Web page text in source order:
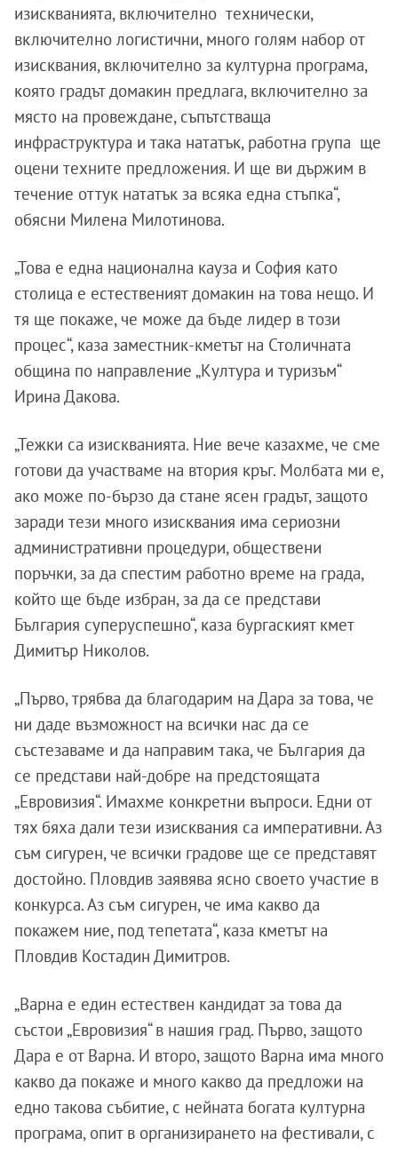
изискванията, включително технически,
включително логистични, много голям набор от
изисквания, включително за културна програма,
която градът домакин предлага, включително за
място на провеждане, съпътстваща
инфраструктура и така нататък, работна група ще
оцени техните предложения. И ще ви държим в
течение оттук нататък за всяка една стъпка“,
обясни Милена Милотинова.
„Това е една национална кауза и София като
столица е естественият домакин на това нещо. И
тя ще покаже, че може да бъде лидер в този
процес“, каза заместник-кметът на Столичната
община по направление „Култура и туризъм“
Ирина Дакова.
„Тежки са изискванията. Ние вече казахме, че сме
готови да участваме на втория кръг. Молбата ми е,
ако може по-бързо да стане ясен градът, защото
заради тези много изисквания има сериозни
административни процедури, обществени
поръчки, за да спестим работно време на града,
който ще бъде избран, за да се представи
България суперуспешно“, каза бургаският кмет
Димитър Николов.
„Първо, трябва да благодарим на Дара за това, че
ни даде възможност на всички нас да се
състезаваме и да направим така, че България да
се представи най-добре на предстоящата
„Евровизия“. Имахме конкретни въпроси. Едни от
тях бяха дали тези изисквания са императивни. Аз
съм сигурен, че всички градове ще се представят
достойно. Пловдив заявява ясно своето участие в
конкурса. Аз съм сигурен, че има какво да
покажем ние, под тепетата“, каза кметът на
Пловдив Костадин Димитров.
„Варна е един естествен кандидат за това да
състои „Евровизия“ в нашия град. Първо, защото
Дара е от Варна. И второ, защото Варна има много
какво да покаже и много какво да предложи на
едно такова събитие, с нейната богата културна
програма, опит в организирането на фестивали, с